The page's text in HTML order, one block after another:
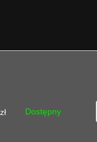
zł Dostępny